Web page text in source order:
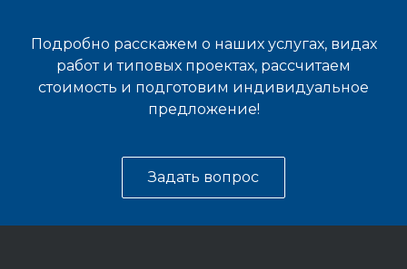
Подробно расскажем о наших услугах, видах
работ и типовых проектах, рассчитаем
стоимость и подготовим индивидуальное
предложение!
Задать вопрос